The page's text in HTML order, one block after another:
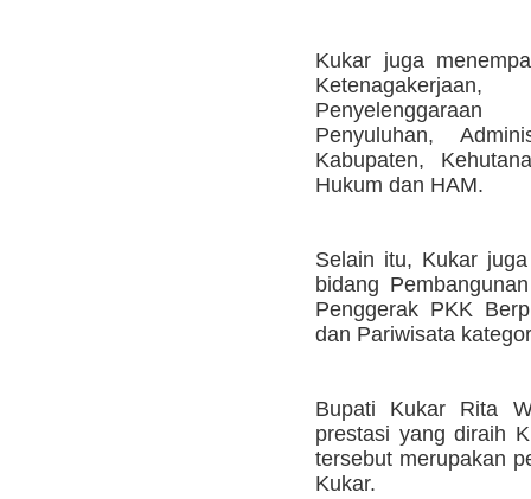
Kukar juga
Penyuluhan,
Kabupaten,
Hukum dan HAM.
Selain itu, Kukar
bidang
Penggerak PKK
dan Pariwisata
Bupati Kukar Rita
prestasi yang diraih
tersebut merupakan
Kukar.